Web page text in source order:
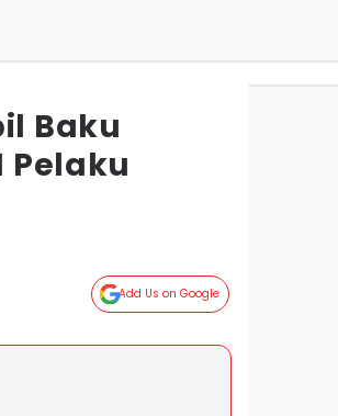
Baku
Pelaku
Add Us on Google